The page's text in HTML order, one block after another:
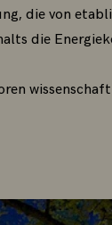
die von
die